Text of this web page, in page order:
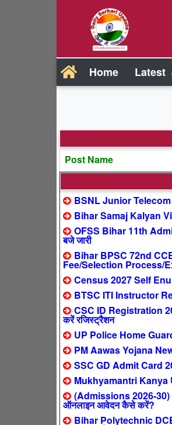
Home Latest
Post Name
BSNL Junior
Bihar Samaj Kalyan
OFSS Bihar 11th
बजे जारी
Bihar BPSC 72nd
Fee/Selection Process/
Census 2027 Self
BTSC ITI Instructor
CSC ID Registration
करें रजिस्ट्रैशन
UP Police Home Guard
PM Aawas Yojana New
SSC GD Admit Card
Mukhyamantri Kanya
(Admissions 2026-
ऑनलाइन आवेदन कैसे करें?
Bihar Polytechnic